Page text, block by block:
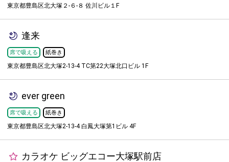
東京都豊島区北大塚２-６-８ 佐川ビル１F
逢来
席で吸える 紙巻き
東京都豊島区北大塚2-13-4 TC第22大塚北口ビル 1F
ever green
席で吸える 紙巻き
東京都豊島区北大塚2-13-4 白鳳大塚第1ビル 4F
カラオケ ビッグエコー大塚駅前店